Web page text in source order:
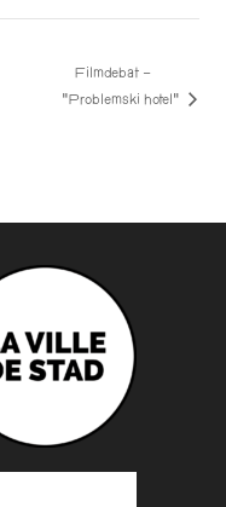
Filmdebat –
“Problemski hotel”